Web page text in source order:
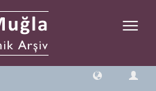
Geçiş